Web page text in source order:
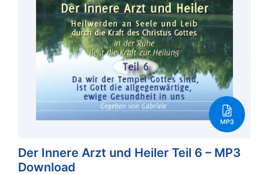
Der Innere Arzt und Heiler Teil 6 – MP3
Download